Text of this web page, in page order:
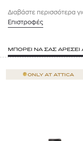
Διαβάστε περισσότερα
Επιστροφές
ΜΠΟΡΕΙ ΝΑ ΣΑΣ
ONLY AT ATTICA